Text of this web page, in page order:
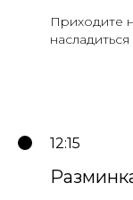
Приходите
12:15